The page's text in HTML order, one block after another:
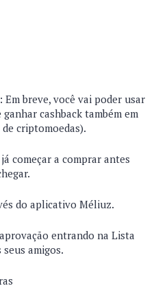
breve, você vai poder usar
cashback também em
criptomoedas).
começar a comprar antes
do aplicativo Méliuz.
entrando na Lista
amigos.